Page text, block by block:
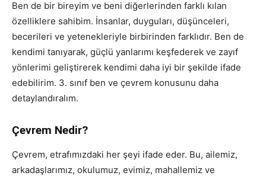
Ben de bir bireyim ve beni diğerlerinden farklı kılan
özelliklere sahibim. İnsanlar, duyguları, düşünceleri,
becerileri ve yetenekleriyle birbirinden farklıdır. Ben de
kendimi tanıyarak, güçlü yanlarımı keşfederek ve zayıf
yönlerimi geliştirerek kendimi daha iyi bir şekilde ifade
edebilirim. 3. sınıf ben ve çevrem konusunu daha
detaylandıralım.
Çevrem Nedir?
Çevrem, etrafımızdaki her şeyi ifade eder. Bu, ailemiz,
arkadaşlarımız, okulumuz, evimiz, mahallemiz ve